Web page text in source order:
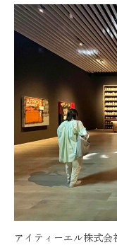
アイティーエル株式